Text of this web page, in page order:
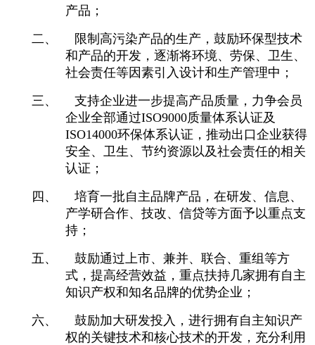
产品；
二、
限制高污染产品的生产，鼓励环保型技术
和产品的开发，逐渐将环境、劳保、卫生、
社会责任等因素引入设计和生产管理中；
三、
支持企业进一步提高产品质量，力争会员
企业全部通过ISO9000质量体系认证及
ISO14000环保体系认证，推动出口企业获得
安全、卫生、节约资源以及社会责任的相关
认证；
四、
培育一批自主品牌产品，在研发、信息、
产学研合作、技改、信贷等方面予以重点支
持；
五、
鼓励通过上市、兼并、联合、重组等方
式，提高经营效益，重点扶持几家拥有自主
知识产权和知名品牌的优势企业；
六、
鼓励加大研发投入，进行拥有自主知识产
权的关键技术和核心技术的开发，充分利用